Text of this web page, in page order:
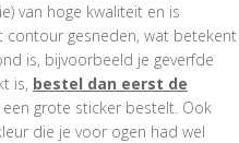
van hoge kwaliteit en is
contour gesneden, wat betekent
is, bijvoorbeeld je geverfde
is, bestel dan eerst de
grote sticker bestelt. Ook
die je voor ogen had wel